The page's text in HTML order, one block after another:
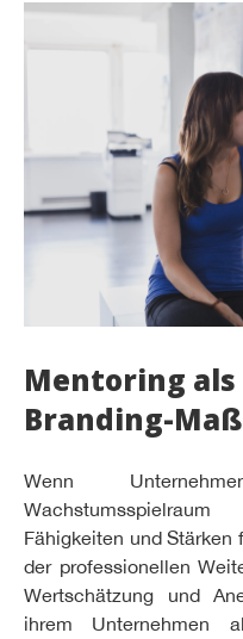
Mentoring als
Branding-
Wenn
Fähigkeiten und Stärken
der professionellen
Wertschätzung und
ihrem Unternehmen